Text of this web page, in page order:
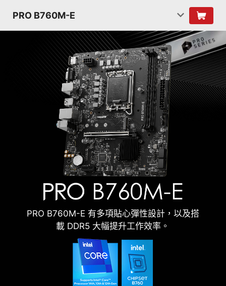
PRO B760M-E
PRO B760M-E 有多項貼心彈性設計，以及搭
載 DDR5 大幅提升工作效率。